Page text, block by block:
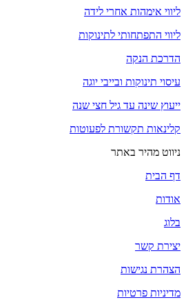
ליווי אימהות אחרי לידה
ליווי התפתחותי לתינוקות
הדרכת הנקה
עיסוי תינוקות ובייבי יוגה
ייעוץ שינה עד גיל חצי שנה
קלינאות תקשורת לפעוטות
ניווט מהיר באתר
דף הבית
אודות
בלוג
יצירת קשר
הצהרת נגישות
מדיניות פרטיות